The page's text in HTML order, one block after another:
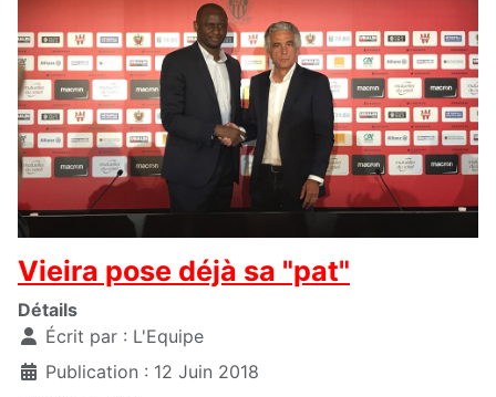
Vieira pose déjà sa "pat"
Détails
Écrit par : L'Equipe
Publication : 12 Juin 2018